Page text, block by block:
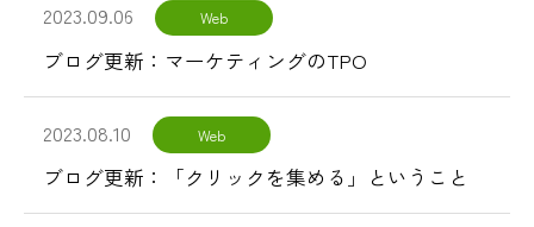
2023.09.06 Web
ブログ更新：マーケティングのTPO
2023.08.10 Web
ブログ更新：「クリックを集める」ということ